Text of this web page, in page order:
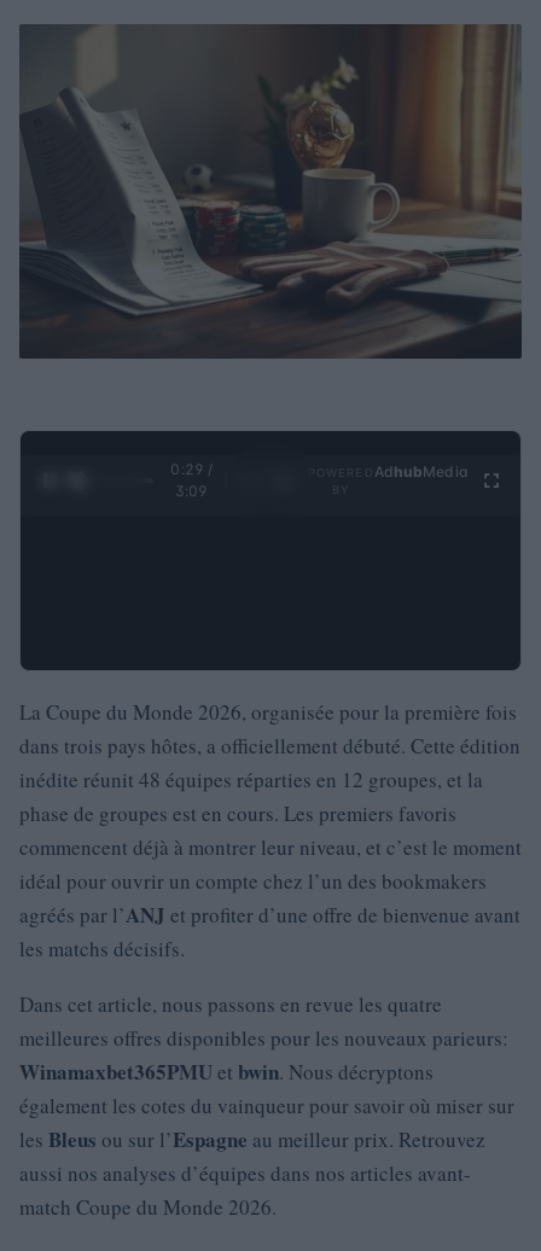
0:30 /
3:09
Ad hubMedia
La Coupe du Monde 2026, organisée pour la première fois
dans trois pays hôtes, a officiellement débuté. Cette édition
inédite réunit 48 équipes réparties en 12 groupes, et la
phase de groupes est en cours. Les premiers favoris
commencent déjà à montrer leur niveau, et c’est le moment
idéal pour ouvrir un compte chez l’un des bookmakers
agréés par l’ANJ et profiter d’une offre de bienvenue avant
les matchs décisifs.
Dans cet article, nous passons en revue les quatre
meilleures offres disponibles pour les nouveaux parieurs:
Winamaxbet365PMUet bwin. Nous décryptons
également les cotes du vainqueur pour savoir où miser sur
les Bleus ou sur l’Espagne au meilleur prix. Retrouvez
aussi nos analyses d’équipes dans nos articles avant-
match Coupe du Monde 2026.